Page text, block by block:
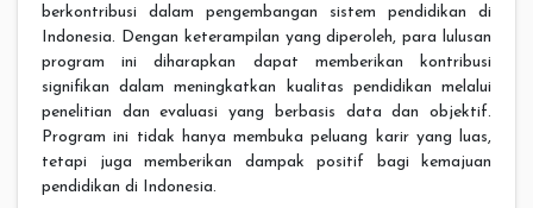
berkontribusi dalam pengembangan sistem pendidikan di
Indonesia. Dengan keterampilan yang diperoleh, para lulusan
program ini diharapkan dapat memberikan kontribusi
signifikan dalam meningkatkan kualitas pendidikan melalui
penelitian dan evaluasi yang berbasis data dan objektif.
Program ini tidak hanya membuka peluang karir yang luas,
tetapi juga memberikan dampak positif bagi kemajuan
pendidikan di Indonesia.